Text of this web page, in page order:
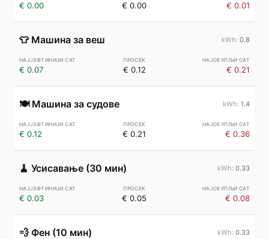
€ 0.00 € 0.00 € 0.01
👕 Машина за веш 0.8
€ 0.07 € 0.12 € 0.21
🍽️ Машина за судове 1.4
€ 0.12 € 0.21 € 0.36
🧹 Усисавање (30 мин) 0.33
€ 0.03 € 0.05 € 0.08
💨 Фен (10 мин) 0.33